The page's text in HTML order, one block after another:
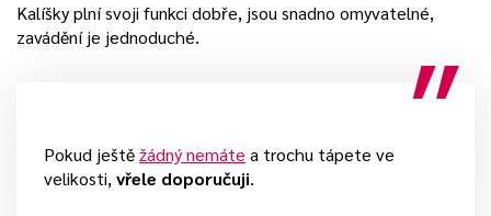
Kalíšky plní svoji funkci dobře, jsou snadno omyvatelné,
zavádění je jednoduché.
Pokud ještěžádný nemáte a trochu tápete ve
velikosti, vřele doporučuji.